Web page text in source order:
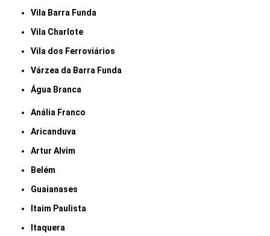
Vila Barra Funda
Vila Charlote
Vila dos Ferroviários
Várzea da Barra Funda
Água Branca
Anália Franco
Aricanduva
Artur Alvim
Belém
Guaianases
Itaim Paulista
Itaquera